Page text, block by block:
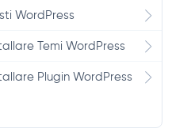
WordPress
Temi WordPress
Plugin WordPress